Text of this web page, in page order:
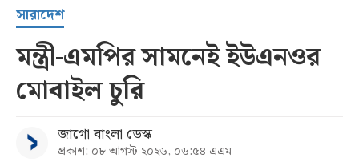
সারাদেশ
মন্ত্রী-এমপির সামনেই ইউএনওর
মোবাইল চুরি
জাগো বাংলা ডেস্ক
প্রকাশ: ০৮ আগস্ট ২০২৬, ০৬:৫৪ এএম